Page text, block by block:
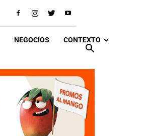
NEGOCIOS CONTEXTO